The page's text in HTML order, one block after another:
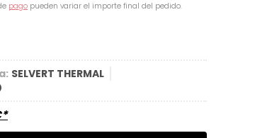
pago pueden variar el importe final del pedido.
SELVERT THERMAL
*